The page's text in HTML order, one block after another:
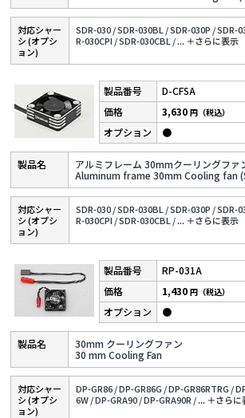
対応シャー
シ (オプシ
ョン)
SDR-030 /SDR-030BL /SDR-030P /SDR-
R-030CPI /SDR-030CBL /... ＋さらに表⽰
D-CFSA
アルミフレーム 30mmクーリングファ
Aluminum frame 30mm Cooling fan
3,630円（税込）
●
対応シャー
シ (オプシ
ョン)
SDR-030 /SDR-030BL /SDR-030P /SDR-
R-030CPI /SDR-030CBL /... ＋さらに表⽰
RP-031A
30mm クーリングファン
30 mm Cooling Fan
1,430円（税込）
●
対応シャー
シ (オプシ
ョン)
DP-GR86 /DP-GR86G /DP-GR86RTRG /
6W /DP-GRA90 /DP-GRA90R /... ＋さらに